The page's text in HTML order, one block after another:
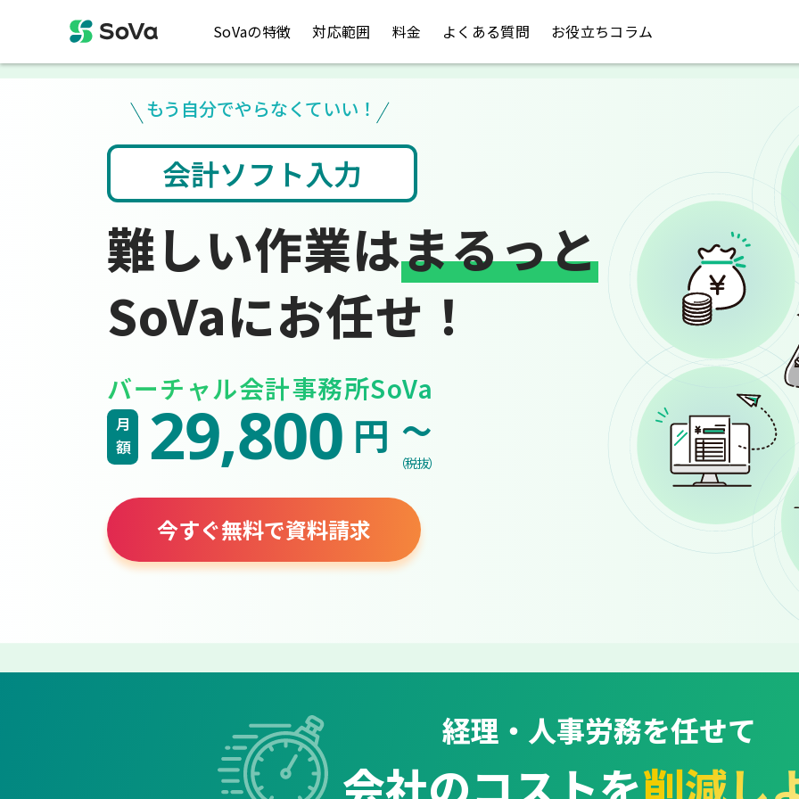
SoVaの特徴 対応範囲 料金 よくある質問 お役立ちコラム
もう自分でやらなくていい！
税金のお悩み 請求書や領収書
難しい作業はまるっと
SoVaにお任せ！
バーチャル会計事務所SoVa
月額 29,800 円 ~
（税抜）
今すぐ無料で資料請求
経理・人事労務を任せて
会社のコストを削減し